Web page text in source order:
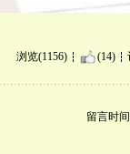
浏览(1156) (14)
留言时